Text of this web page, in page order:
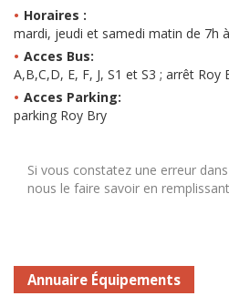
Horaires :
mardi, jeudi et samedi matin de 7h
Acces Bus:
A,B,C,D, E, F, J, S1 et S3 ; arrêt Roy
Acces Parking:
parking Roy Bry
Si vous constatez une erreur
nous le faire savoir en remplissant
Annuaire Équipements